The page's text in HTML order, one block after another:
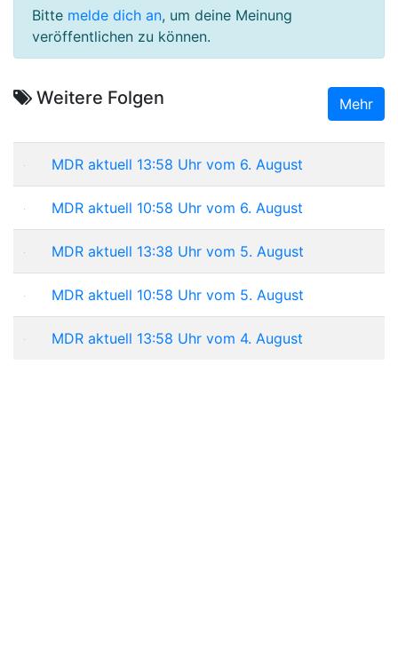
Bitte melde dich an, um deine Meinung
veröffentlichen zu können.
Weitere Folgen Mehr
MDR aktuell 13:58 Uhr vom 6. August
MDR aktuell 10:58 Uhr vom 6. August
MDR aktuell 13:38 Uhr vom 5. August
MDR aktuell 10:58 Uhr vom 5. August
MDR aktuell 13:58 Uhr vom 4. August